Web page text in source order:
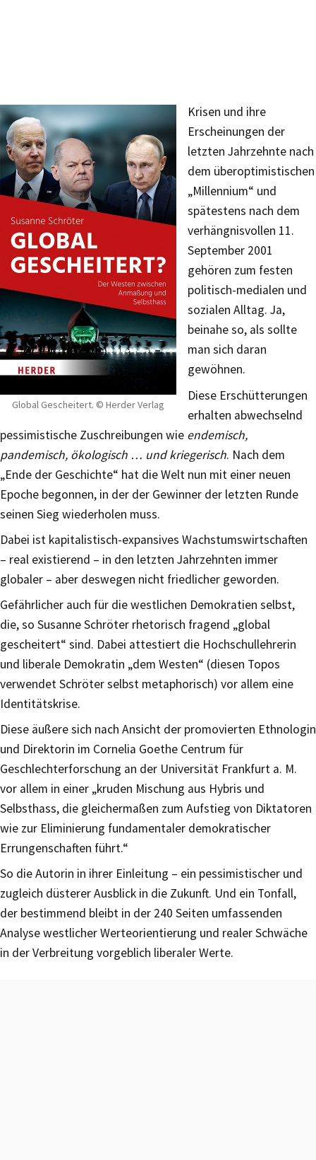
Global Gescheitert. © Herder Verlag
Krisen und ihre
Erscheinungen der
letzten Jahrzehnte nach
dem überoptimistischen
„Millennium“ und
spätestens nach dem
verhängnisvollen 11.
September 2001
gehören zum festen
politisch-medialen und
sozialen Alltag. Ja,
beinahe so, als sollte
man sich daran
gewöhnen.
Diese Erschütterungen
erhalten abwechselnd
pessimistische Zuschreibungen wie endemisch,
pandemisch, ökologisch … und kriegerisch. Nach dem
„Ende der Geschichte“ hat die Welt nun mit einer neuen
Epoche begonnen, in der der Gewinner der letzten Runde
seinen Sieg wiederholen muss.
Dabei ist kapitalistisch-expansives Wachstumswirtschaften
– real existierend – in den letzten Jahrzehnten immer
globaler – aber deswegen nicht friedlicher geworden.
Gefährlicher auch für die westlichen Demokratien selbst,
die, so Susanne Schröter rhetorisch fragend „global
gescheitert“ sind. Dabei attestiert die Hochschullehrerin
und liberale Demokratin „dem Westen“ (diesen Topos
verwendet Schröter selbst metaphorisch) vor allem eine
Identitätskrise.
Diese äußere sich nach Ansicht der promovierten Ethnologin
und Direktorin im Cornelia Goethe Centrum für
Geschlechterforschung an der Universität Frankfurt a. M.
vor allem in einer „kruden Mischung aus Hybris und
Selbsthass, die gleichermaßen zum Aufstieg von Diktatoren
wie zur Eliminierung fundamentaler demokratischer
Errungenschaften führt.“
So die Autorin in ihrer Einleitung – ein pessimistischer und
zugleich düsterer Ausblick in die Zukunft. Und ein Tonfall,
der bestimmend bleibt in der 240 Seiten umfassenden
Analyse westlicher Werteorientierung und realer Schwäche
in der Verbreitung vorgeblich liberaler Werte.